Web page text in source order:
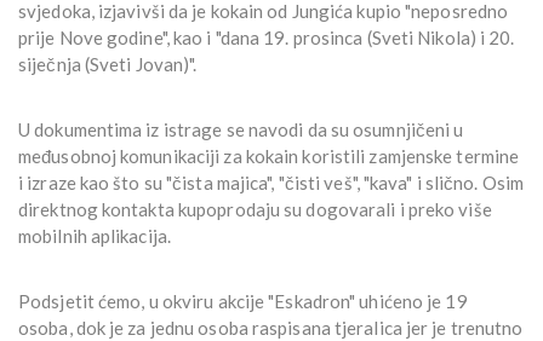
svjedoka, izjavivši da je kokain od Jungića kupio "neposredno
prije Nove godine", kao i "dana 19. prosinca (Sveti Nikola) i 20.
siječnja (Sveti Jovan)".
U dokumentima iz istrage se navodi da su osumnjičeni u
međusobnoj komunikaciji za kokain koristili zamjenske termine
i izraze kao što su "čista majica", "čisti veš", "kava" i slično. Osim
direktnog kontakta kupoprodaju su dogovarali i preko više
mobilnih aplikacija.
Podsjetit ćemo, u okviru akcije "Eskadron" uhićeno je 19
osoba, dok je za jednu osoba raspisana tjeralica jer je trenutno